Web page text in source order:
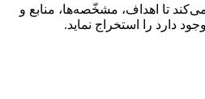
تا اهداف، مشخّصه‌ها، منابع و
دارد را استخراج نماید.